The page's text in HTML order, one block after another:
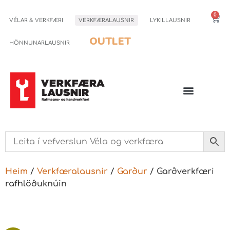
VÉLAR & VERKFÆRI VERKFÆRALAUSNIR LYKILLAUSNIR
HÖNNUNARLAUSNIR OUTLET
0
Heim / Verkfæralausnir / Garður / Garðverkfæri
rafhlöðuknúin